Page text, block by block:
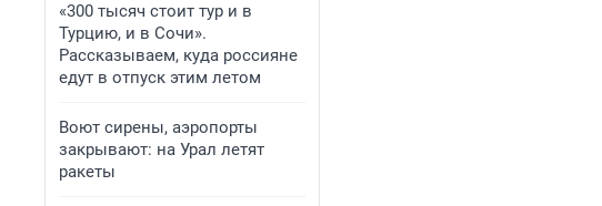
«300 тысяч стоит тур и в
Турцию, и в Сочи».
Рассказываем, куда россияне
едут в отпуск этим летом
Воют сирены, аэропорты
закрывают: на Урал летят
ракеты